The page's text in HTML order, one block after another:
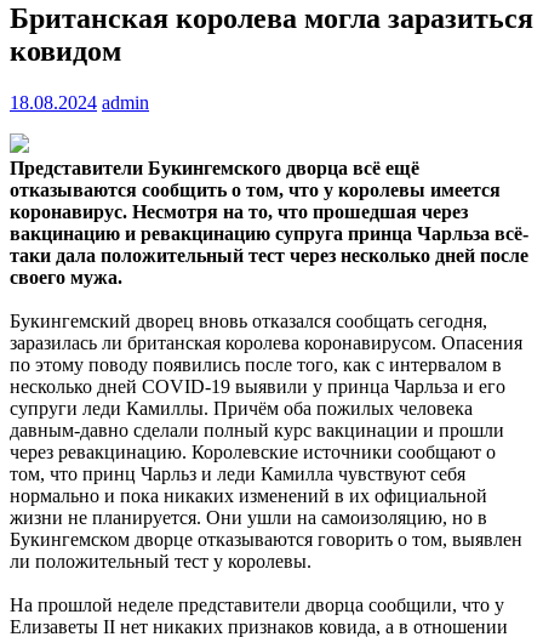
Британская королева могла заразиться
ковидом
18.08.2024 admin
Представители Букингемского дворца всё ещё
отказываются сообщить о том, что у королевы имеется
коронавирус. Несмотря на то, что прошедшая через
вакцинацию и ревакцинацию супруга принца Чарльза всё-
таки дала положительный тест через несколько дней после
своего мужа.
Букингемский дворец вновь отказался сообщать сегодня,
заразилась ли британская королева коронавирусом. Опасения
по этому поводу появились после того, как с интервалом в
несколько дней COVID-19 выявили у принца Чарльза и его
супруги леди Камиллы. Причём оба пожилых человека
давным-давно сделали полный курс вакцинации и прошли
через ревакцинацию. Королевские источники сообщают о
том, что принц Чарльз и леди Камилла чувствуют себя
нормально и пока никаких изменений в их официальной
жизни не планируется. Они ушли на самоизоляцию, но в
Букингемском дворце отказываются говорить о том, выявлен
ли положительный тест у королевы.
На прошлой неделе представители дворца сообщили, что у
Елизаветы II нет никаких признаков ковида, а в отношении